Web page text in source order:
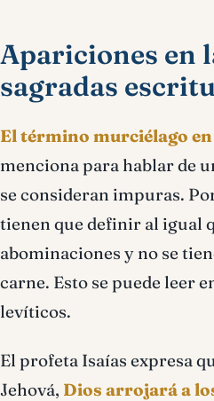
Apariciones en
sagradas
El término murciélago
menciona para hablar de
se consideran impuras.
tienen que definir al igual
abominaciones y no se
carne. Esto se puede leer
levíticos.
El profeta Isaías expresa
Jehová, Dios arrojará a